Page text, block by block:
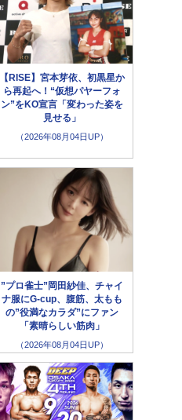
【RISE】宮本芽依、初黒星か
ら再起へ！“仮想パヤーフォ
ン”をKO宣言「変わった姿を
見せる」
（2026年08月04日UP）
”プロ雀士”岡田紗佳、チャイ
ナ服にG-cup、腹筋、太もも
の”役満なカラダ”にファン
「素晴らしい筋肉」
（2026年08月04日UP）